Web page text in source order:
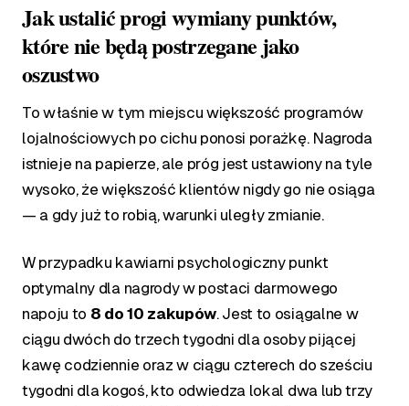
Jak ustalić progi wymiany punktów,
które nie będą postrzegane jako
oszustwo
To właśnie w tym miejscu większość programów
lojalnościowych po cichu ponosi porażkę. Nagroda
istnieje na papierze, ale próg jest ustawiony na tyle
wysoko, że większość klientów nigdy go nie osiąga
— a gdy już to robią, warunki uległy zmianie.
W przypadku kawiarni psychologiczny punkt
optymalny dla nagrody w postaci darmowego
napoju to 8 do 10 zakupów. Jest to osiągalne w
ciągu dwóch do trzech tygodni dla osoby pijącej
kawę codziennie oraz w ciągu czterech do sześciu
tygodni dla kogoś, kto odwiedza lokal dwa lub trzy